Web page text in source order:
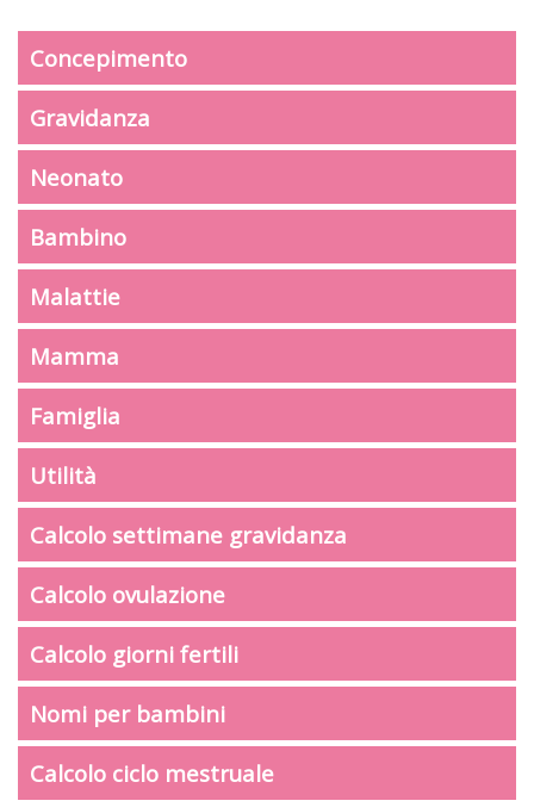
Concepimento
Gravidanza
Neonato
Bambino
Malattie
Mamma
Famiglia
Utilità
Calcolo settimane gravidanza
Calcolo ovulazione
Calcolo giorni fertili
Nomi per bambini
Calcolo ciclo mestruale